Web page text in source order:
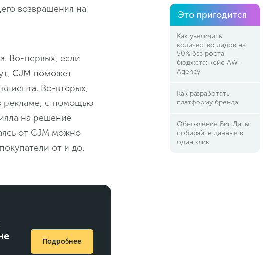
возвращения на
Во-первых, если
CJM поможет
Во-вторых,
рекламе, с помощью
на решение
от CJM можно
от и до.
Подробнее
Это пригодится
Как увеличить
количество лидов на
50% без роста
бюджета: кейс AW-
Agency
Как разработать
платформу бренда
Обновление Биг Даты:
собирайте данные в
один клик